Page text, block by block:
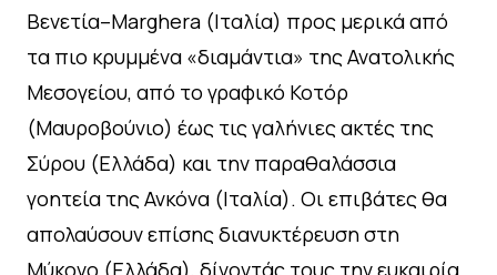
Βενετία–Marghera (Ιταλία) προς μερικά από
τα πιο κρυμμένα «διαμάντια» της Ανατολικής
Μεσογείου, από το γραφικό Κοτόρ
(Μαυροβούνιο) έως τις γαλήνιες ακτές της
Σύρου (Ελλάδα) και την παραθαλάσσια
γοητεία της Ανκόνα (Ιταλία). Οι επιβάτες θα
απολαύσουν επίσης διανυκτέρευση στη
Μύκονο (Ελλάδα), δίνοντάς τους την ευκαιρία